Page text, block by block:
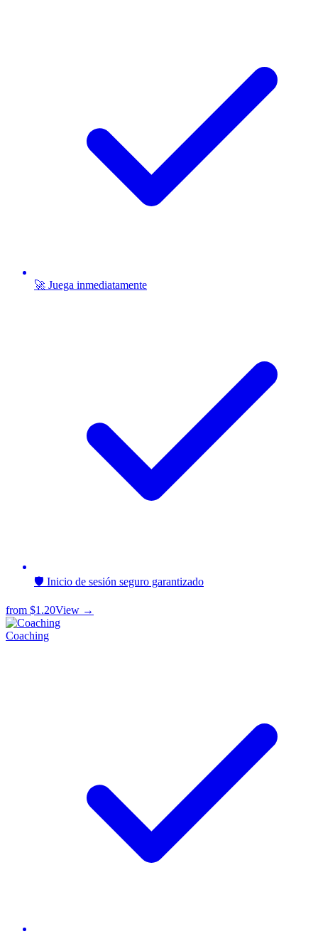
🚀 Juega inmediatamente
🛡️ Inicio de sesión seguro garantizado
from $1.20View →
Coaching